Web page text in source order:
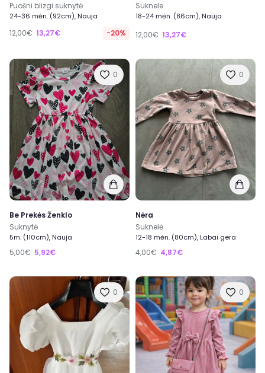
Puošni blizgi suknytė
24-36 mėn. (92cm), Nauja
12,00€ 13,27€ -20%
Suknele
18-24 mėn. (86cm), Nauja
12,00€ 13,27€
0
Be Prekės Ženklo
Suknytė
5m. (110cm), Nauja
5,00€ 5,92€
0
Nėra
Suknelė
12-18 mėn. (80cm), Labai gera
4,00€ 4,87€
0 0